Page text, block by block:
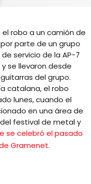
el robo a un camión de
parte de un grupo
servicio de la AP-7
y se llevaron desde
del grupo.
catalana, el robo
lunes, cuando el
en una área de
festival de metal y
se celebró el pasado
Gramenet.